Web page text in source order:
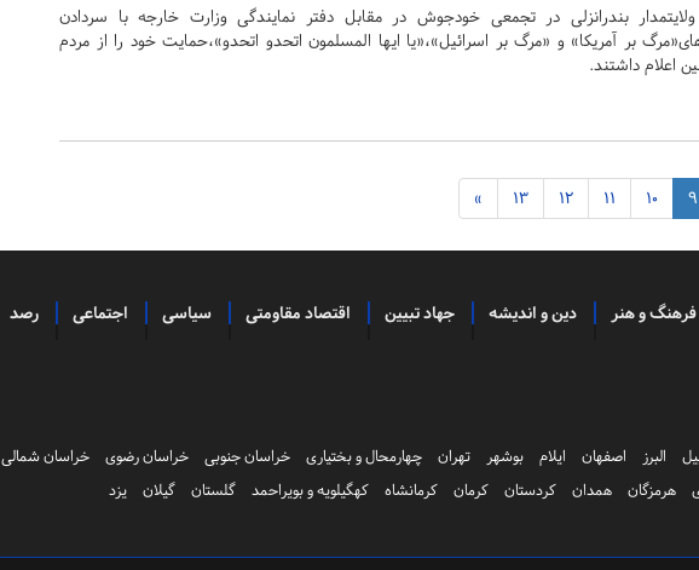
بندرانزلی در تجمعی خودجوش در مقابل دفتر نمایندگی وزارت خارجه با سردادن
بر آمریکا» و «مرگ بر اسرائیل»،«یا ایها المسلمون اتحدو اتحدو»،حمایت خود را از مردم
اعلام داشتند.
9
10
11
12
13
»
فرهنگ و هنر دین و اندیشه جهاد تبیین اقتصاد مقاومتی سیاسی اجتماعی رصد
البرز اصفهان ایلام بوشهر تهران چهارمحال و بختیاری خراسان جنوبی خراسان رضوی خراسان شمالی
هرمزگان همدان کردستان کرمان کرمانشاه کهگیلویه و بویراحمد گلستان گیلان یزد